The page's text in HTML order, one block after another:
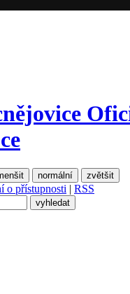
normální zvětšit
o přístupnosti | RSS